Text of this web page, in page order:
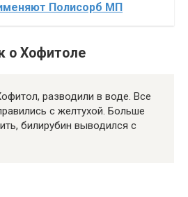
Полисорб МП
о Хофитоле
разводили в воде. Все
с желтухой. Больше
билирубин выводился с